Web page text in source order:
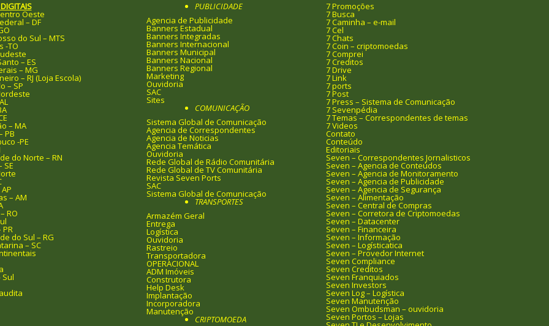
Oeste
– DF
do Sul – MTS
-TO
– ES
– MG
– RJ (Loja Escola)
– SP
– MA
PB
-PE
do Norte – RN
SE
– AM
RO
do Sul – RG
– SC
PUBLICIDADE
Agencia de Publicidade
Banners Estadual
Banners Integradas
Banners Internacional
Banners Municipal
Banners Nacional
Banners Regional
Marketing
Ouvidoria
SAC
Sites
COMUNICAÇÃO
Sistema Global de Comunicação
Agencia de Correspondentes
Agencia de Noticias
Agencia Temática
Ouvidoria
Rede Global de Rádio Comunitária
Rede Global de TV Comunitária
Revista Seven Ports
SAC
Sistema Global de Comunicação
TRANSPORTES
Armazém Geral
Entrega
Logística
Ouvidoria
Rastreio
Transportadora
OPERACIONAL
ADM Imóveis
Construtora
Help Desk
Implantação
Incorporadora
Manutenção
CRIPTOMOEDA
7 Promoções
7 Busca
7 Caminha – e-mail
7 Cel
7 Chats
7 Coin – criptomoedas
7 Comprei
7 Creditos
7 Drive
7 Link
7 ports
7 Post
7 Press – Sistema de Comunicação
7 Sevenpédia
7 Temas – Correspondentes de temas
7 Videos
Contato
Conteúdo
Editoriais
Seven – Correspondentes Jornalisticos
Seven – Agencia de Conteúdos
Seven – Agencia de Monitoramento
Seven – Agencia de Publicidade
Seven – Agencia de Segurança
Seven – Alimentação
Seven – Central de Compras
Seven – Corretora de Criptomoedas
Seven – Datacenter
Seven – Financeira
Seven – Informação
Seven – Logísticatica
Seven – Provedor Internet
Seven Compliance
Seven Creditos
Seven Franquiados
Seven Investors
Seven Log – Logística
Seven Manutenção
Seven Ombudsman – ouvidoria
Seven Portos – Lojas